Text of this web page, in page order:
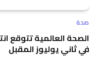
صحة
الصحة العالمية تتوقع
في ثاني يوليوز المقبل